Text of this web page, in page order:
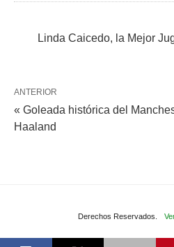
Linda Caicedo, la Mejor
ANTERIOR
« Goleada histórica del
Haaland
Derechos Reservados.